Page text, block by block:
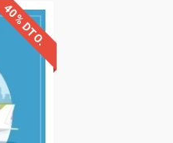
40% DTO.